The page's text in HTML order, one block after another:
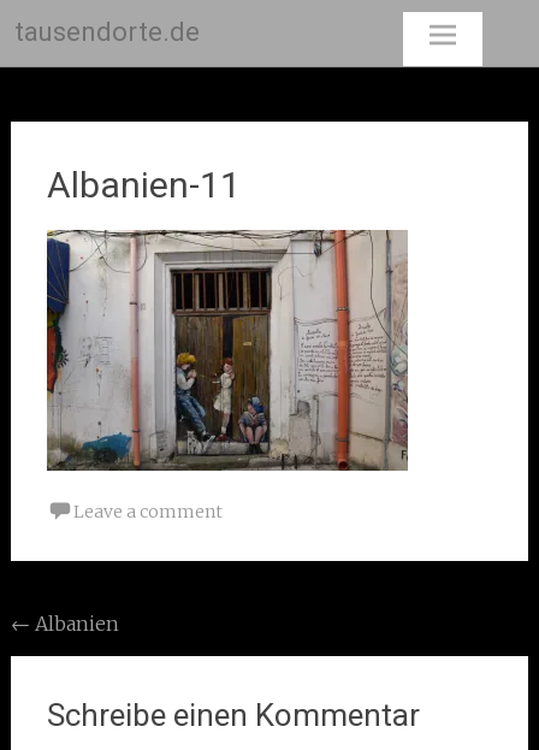
tausendorte.de
Albanien-11
Leave a comment
Post
navigation
← Albanien
Schreibe einen Kommentar